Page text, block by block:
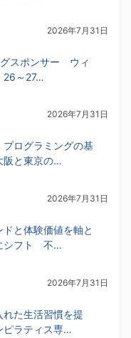
2026年7月31日
スポンサー ウィ
26～27…
2026年7月31日
プログラミングの基
と東京の…
2026年7月31日
と体験価値を軸と
シフト 不…
2026年7月31日
た生活習慣を提
ラティス専…